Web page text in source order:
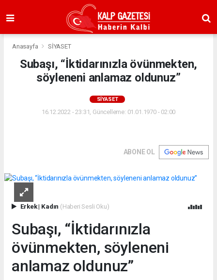
Anasayfa SİYASET
Subaşı, “İktidarınızla övünmekten,
söyleneni anlamaz oldunuz”
SİYASET
16.12.2022 - 23:31, Güncelleme: 01.01.1970 - 02:00
ABONE OL
Erkek| Kadın (Haberi Sesli Oku)
Subaşı, “İktidarınızla
övünmekten, söyleneni
anlamaz oldunuz”